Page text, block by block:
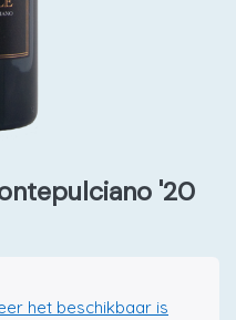
'20
het beschikbaar is